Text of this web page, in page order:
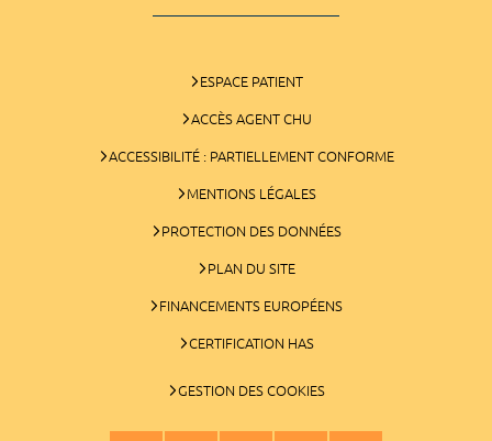
ESPACE PATIENT
ACCÈS AGENT CHU
ACCESSIBILITÉ : PARTIELLEMENT CONFORME
MENTIONS LÉGALES
PROTECTION DES DONNÉES
PLAN DU SITE
FINANCEMENTS EUROPÉENS
CERTIFICATION HAS
GESTION DES COOKIES